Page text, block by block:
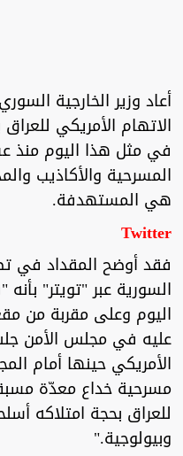
أعاد وزير الخارجية
الاتهام الأمريكي
في مثل هذا اليوم منذ
المسرحية والأكاذيب
هي المستهدفة.
Twitter
فقد أوضح المقداد في
اليوم وعلى مقربة من
عليه في مجلس الأمن
الأمريكي حينها أمام
مسرحية خداع معدّة
للعراق بحجة امتلاكه
وبيولوجية."